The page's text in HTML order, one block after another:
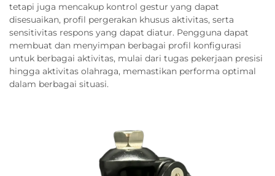
tetapi juga mencakup kontrol gestur yang dapat
disesuaikan, profil pergerakan khusus aktivitas, serta
sensitivitas respons yang dapat diatur. Pengguna dapat
membuat dan menyimpan berbagai profil konfigurasi
untuk berbagai aktivitas, mulai dari tugas pekerjaan presisi
hingga aktivitas olahraga, memastikan performa optimal
dalam berbagai situasi.